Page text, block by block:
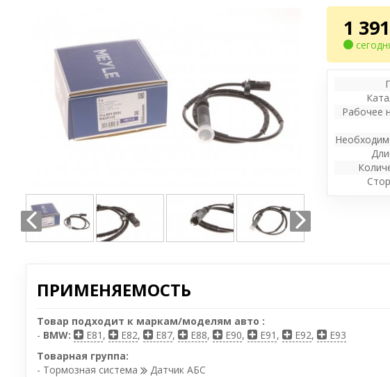
1 391
Рабочее
ПРИМЕНЯЕМОСТЬ
Товар подходит к маркам/моделям авто :
- BMW: E81 , E82, E87, E88, E90, E91 , E92,
E93
Товарная группа:
- Тормозная система
Датчик АБС